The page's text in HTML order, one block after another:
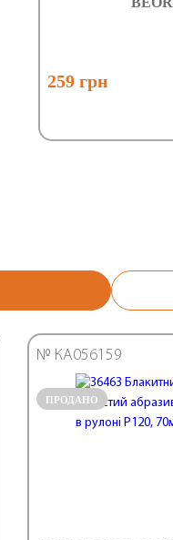
259 грн
ПРОДАНО
№ КА056159